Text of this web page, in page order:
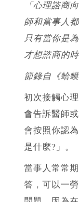
「心理諮商
師和當事人
只有當你是
才想諮商的
節錄自《蛤
初次接觸心
會告訴醫師
會按照你認
是什麼?」。
當事人常常
答，可以一